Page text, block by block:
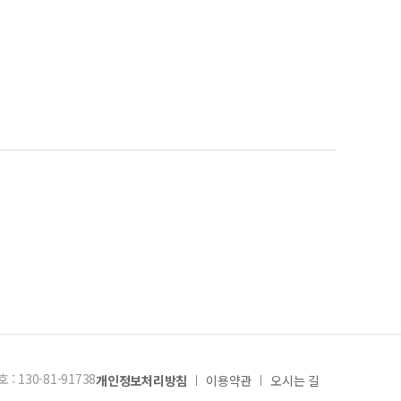
: 130-81-91738개인정보처리방침 이용약관 오시는 길